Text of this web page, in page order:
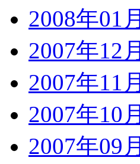
2008年01月
2007年12月
2007年11月
2007年10月
2007年09月